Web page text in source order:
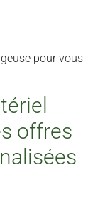
pour vous
offres